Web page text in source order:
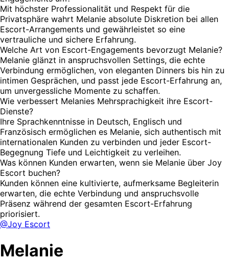
Mit höchster Professionalität und Respekt für die
Privatsphäre wahrt Melanie absolute Diskretion bei allen
Escort-Arrangements und gewährleistet so eine
vertrauliche und sichere Erfahrung.
Welche Art von Escort-Engagements bevorzugt Melanie?
Melanie glänzt in anspruchsvollen Settings, die echte
Verbindung ermöglichen, von eleganten Dinners bis hin zu
intimen Gesprächen, und passt jede Escort-Erfahrung an,
um unvergessliche Momente zu schaffen.
Wie verbessert Melanies Mehrsprachigkeit ihre Escort-
Dienste?
Ihre Sprachkenntnisse in Deutsch, Englisch und
Französisch ermöglichen es Melanie, sich authentisch mit
internationalen Kunden zu verbinden und jeder Escort-
Begegnung Tiefe und Leichtigkeit zu verleihen.
Was können Kunden erwarten, wenn sie Melanie über Joy
Escort buchen?
Kunden können eine kultivierte, aufmerksame Begleiterin
erwarten, die echte Verbindung und anspruchsvolle
Präsenz während der gesamten Escort-Erfahrung
priorisiert.
@Joy Escort
Melanie